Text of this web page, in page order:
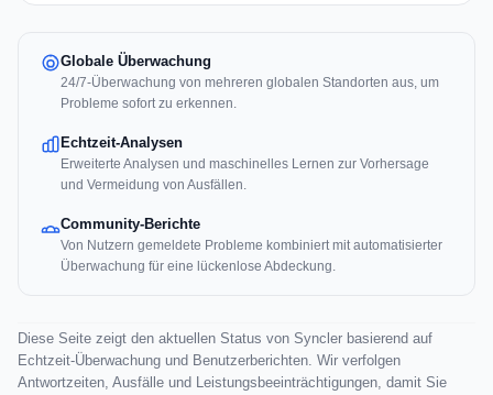
Globale Überwachung
24/7-Überwachung von mehreren globalen Standorten aus, um
Probleme sofort zu erkennen.
Echtzeit-Analysen
Erweiterte Analysen und maschinelles Lernen zur Vorhersage
und Vermeidung von Ausfällen.
Community-Berichte
Von Nutzern gemeldete Probleme kombiniert mit automatisierter
Überwachung für eine lückenlose Abdeckung.
Diese Seite zeigt den aktuellen Status von Syncler basierend auf
Echtzeit-Überwachung und Benutzerberichten. Wir verfolgen
Antwortzeiten, Ausfälle und Leistungsbeeinträchtigungen, damit Sie